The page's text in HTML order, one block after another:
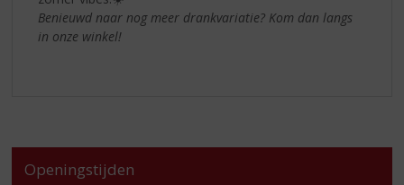
Benieuwd naar nog meer drankvariatie? Kom dan langs
in onze winkel!
Openingstijden